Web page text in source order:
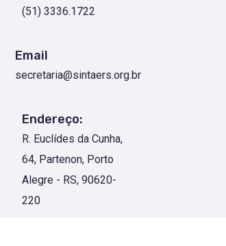
(51) 3336.1722
Email
secretaria@sintaers.org.br
Endereço:
R. Euclídes da Cunha,
64, Partenon, Porto
Alegre - RS, 90620-
220